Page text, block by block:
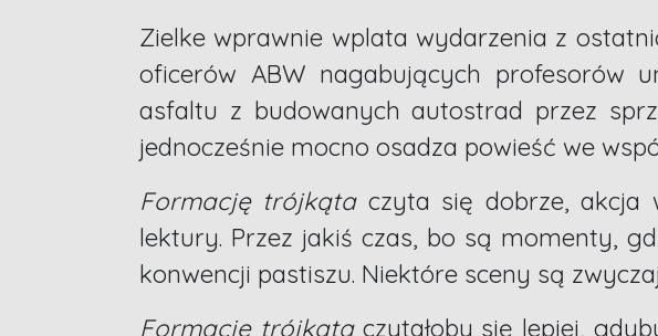
Zielke wprawnie wplata wydarzenia z
oficerów ABW nagabujących profesorów
asfaltu z budowanych autostrad przez
jednocześnie mocno osadza powieść we
Formację trójkątaczyta się dobrze, akcja
lektury. Przez jakiś czas, bo są momenty,
konwencji pastiszu. Niektóre sceny są
Formację trójkątaczytałoby się lepiej,